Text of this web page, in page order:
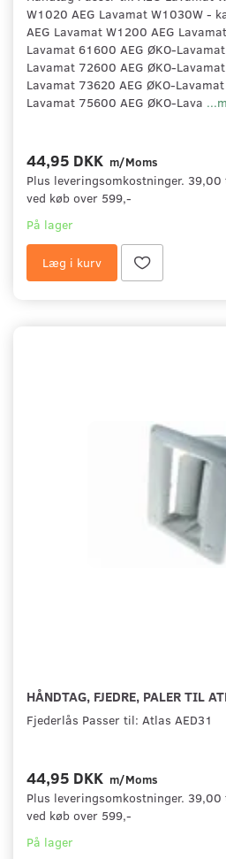
W1020 AEG Lavamat W1030W -
AEG Lavamat W1200 AEG
Lavamat 61600 AEG ØKO-
Lavamat 72600 AEG ØKO-
Lavamat 73620 AEG ØKO-
Lavamat 75600 AEG ØKO-Lava
44,95 DKK m/Moms
Plus leveringsomkostninger.
ved køb over 599,-
På lager
Læg i kurv
HÅNDTAG, FJEDRE, PALER TIL
Fjederlås Passer til: Atlas AED31
44,95 DKK m/Moms
Plus leveringsomkostninger.
ved køb over 599,-
På lager